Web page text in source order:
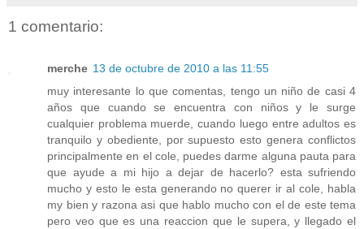
1 comentario:
merche 13 de octubre de 2010 a las 11:55
muy interesante lo que comentas, tengo un niño de casi 4
años que cuando se encuentra con niños y le surge
cualquier problema muerde, cuando luego entre adultos es
tranquilo y obediente, por supuesto esto genera conflictos
principalmente en el cole, puedes darme alguna pauta para
que ayude a mi hijo a dejar de hacerlo? esta sufriendo
mucho y esto le esta generando no querer ir al cole, habla
my bien y razona asi que hablo mucho con el de este tema
pero veo que es una reaccion que le supera, y llegado el